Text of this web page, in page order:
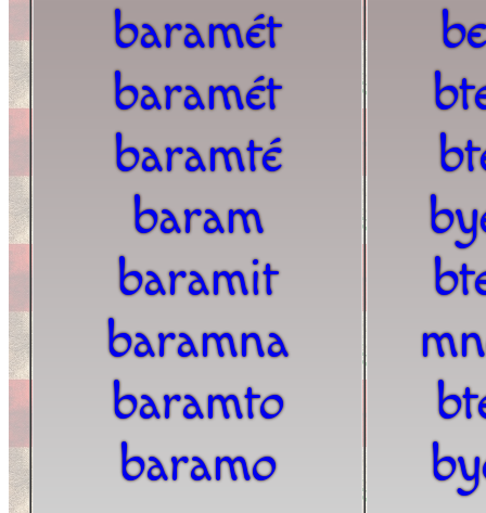
baramét
baramét
baramté
baram
baramit
baramna
baramto
baramo